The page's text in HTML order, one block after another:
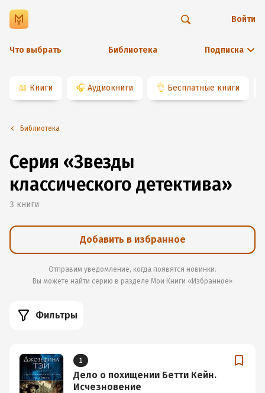
Что выбрать Библиотека Подписка
Войти
📖 Книги 🎧 Аудиокниги 👌 Бесплатные книги
Библиотека
Серия «Звезды
классического детектива»
3 книги
Добавить в избранное
Отправим уведомление, когда появятся новинки.
Вы можете найти серию в разделе Мои Книги «Избранное»
Фильтры
1
Дело о похищении Бетти Кейн.
Исчезновение